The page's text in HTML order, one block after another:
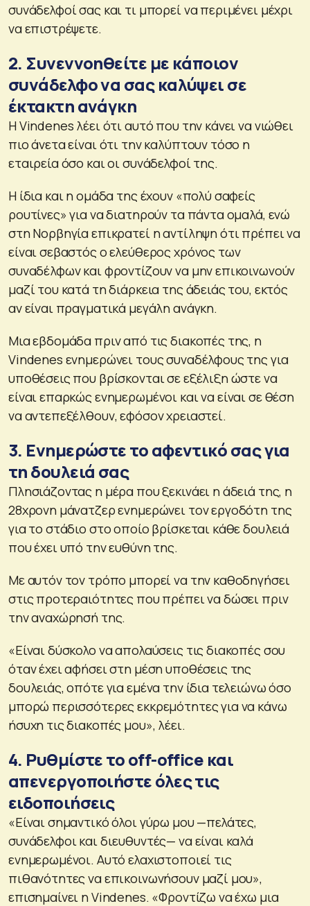
συνάδελφοί σας και τι μπορεί να περιμένει μέχρι
να επιστρέψετε.
2. Συνεννοηθείτε με κάποιον
συνάδελφο να σας καλύψει σε
έκτακτη ανάγκη
Η Vindenes λέει ότι αυτό που την κάνει να νιώθει
πιο άνετα είναι ότι την καλύπτουν τόσο η
εταιρεία όσο και οι συνάδελφοί της.
Η ίδια και η ομάδα της έχουν «πολύ σαφείς
ρουτίνες» για να διατηρούν τα πάντα ομαλά, ενώ
στη Νορβηγία επικρατεί η αντίληψη ότι πρέπει να
είναι σεβαστός ο ελεύθερος χρόνος των
συναδέλφων και φροντίζουν να μην επικοινωνούν
μαζί του κατά τη διάρκεια της άδειάς του, εκτός
αν είναι πραγματικά μεγάλη ανάγκη.
Μια εβδομάδα πριν από τις διακοπές της, η
Vindenes ενημερώνει τους συναδέλφους της για
υποθέσεις που βρίσκονται σε εξέλιξη ώστε να
είναι επαρκώς ενημερωμένοι και να είναι σε θέση
να αντεπεξέλθουν, εφόσον χρειαστεί.
3. Ενημερώστε το αφεντικό σας για
τη δουλειά σας
Πλησιάζοντας η μέρα που ξεκινάει η άδειά της, η
28χρονη μάνατζερ ενημερώνει τον εργοδότη της
για το στάδιο στο οποίο βρίσκεται κάθε δουλειά
που έχει υπό την ευθύνη της.
Με αυτόν τον τρόπο μπορεί να την καθοδηγήσει
στις προτεραιότητες που πρέπει να δώσει πριν
την αναχώρησή της.
«Είναι δύσκολο να απολαύσεις τις διακοπές σου
όταν έχει αφήσει στη μέση υποθέσεις της
δουλειάς, οπότε για εμένα την ίδια τελειώνω όσο
μπορώ περισσότερες εκκρεμότητες για να κάνω
ήσυχη τις διακοπές μου», λέει.
4. Ρυθμίστε το off-office και
απενεργοποιήστε όλες τις
ειδοποιήσεις
«Είναι σημαντικό όλοι γύρω μου —πελάτες,
συνάδελφοι και διευθυντές— να είναι καλά
ενημερωμένοι. Αυτό ελαχιστοποιεί τις
πιθανότητες να επικοινωνήσουν μαζί μου»,
επισημαίνει η Vindenes. «Φροντίζω να έχω μια